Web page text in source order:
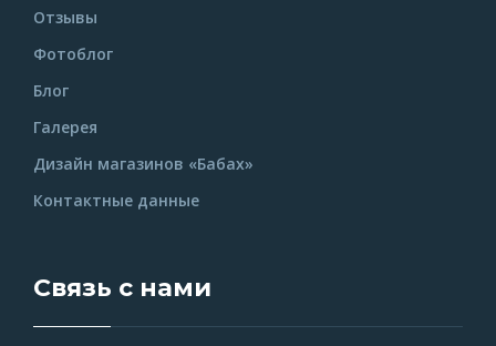
Отзывы
Фотоблог
Блог
Галерея
Дизайн магазинов «Бабах»
Контактные данные
Связь с нами